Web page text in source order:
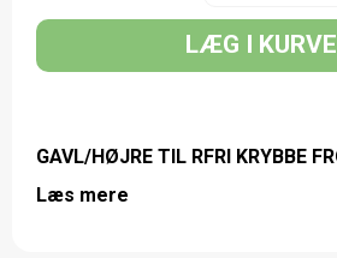
LÆG I
GAVL/HØJRE TIL RFRI KRYBBE
Læs mere